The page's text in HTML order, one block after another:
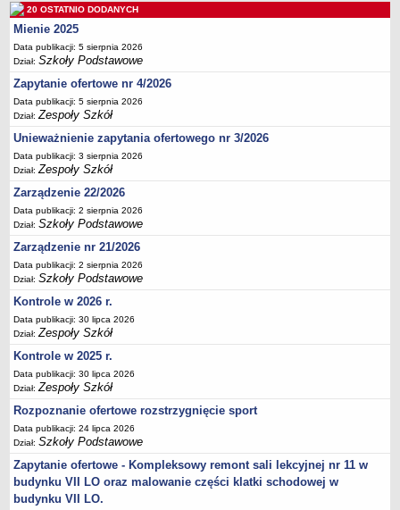
Kontrole
Rejestry, ewidencje, archiwa
Sprawozdania
Deklaracja dostępności
PORADNIE PSYCHOLOGICZNO-PEDAGOGICZNE
Zespół Poradni
BIURO FINANSÓW OŚWIATY
Dane podstawowe
Statut
Majątek
Godziny dyżurów
Ogłoszenia
Zarządzenia
Rejestry, ewidencje, archiwa
Kontrole
PONOWNE WYKORZYSTYWANIE
Sprawozdania
Deklaracja dostępności
DEKLARACJA DOSTĘPNOŚCI
OŚWIADCZENIA MAJĄTKOWE
PONOWNE WYKORZYSTYWANIE
UDOSTĘPNIANIE INFORMACJI PUBLICZNEJ
OCHRONA DANYCH OSOBOWYCH
20 OSTATNIO DODANYCH
Mienie 2025
Data publikacji: 5 sierpnia 2026
Dział:Szkoły Podstawowe
Zapytanie ofertowe nr 4/2026
Data publikacji: 5 sierpnia 2026
Dział:Zespoły Szkół
Unieważnienie zapytania ofertowego nr 3/2026
Data publikacji: 3 sierpnia 2026
Dział:Zespoły Szkół
Zarządzenie 22/2026
Data publikacji: 2 sierpnia 2026
Dział:Szkoły Podstawowe
Zarządzenie nr 21/2026
Data publikacji: 2 sierpnia 2026
Dział:Szkoły Podstawowe
Kontrole w 2026 r.
Data publikacji: 30 lipca 2026
Dział:Zespoły Szkół
Kontrole w 2025 r.
Data publikacji: 30 lipca 2026
Dział:Zespoły Szkół
Rozpoznanie ofertowe rozstrzygnięcie sport
Data publikacji: 24 lipca 2026
Dział:Szkoły Podstawowe
Zapytanie ofertowe - Kompleksowy remont sali lekcyjnej nr 11 w
budynku VII LO oraz malowanie części klatki schodowej w
budynku VII LO.